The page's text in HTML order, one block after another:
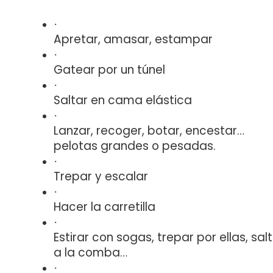
·
Apretar, amasar, estampar
·
Gatear por un túnel
·
Saltar en cama elástica
·
Lanzar, recoger, botar, encestar…
pelotas grandes o pesadas.
·
Trepar y escalar
·
Hacer la carretilla
·
Estirar con sogas, trepar por ellas,
a la comba…
·